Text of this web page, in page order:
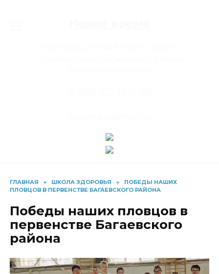
ГЛАВНАЯ » ШКОЛА ЗДОРОВЬЯ »
ПОБЕДЫ НАШИХ
ПЛОВЦОВ В ПЕРВЕНСТВЕ БАГАЕВСКОГО РАЙОНА
Победы наших пловцов в
первенстве Багаевского
района